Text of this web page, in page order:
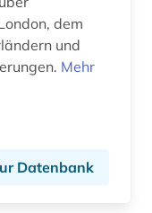
dem
und
Mehr
Datenbank